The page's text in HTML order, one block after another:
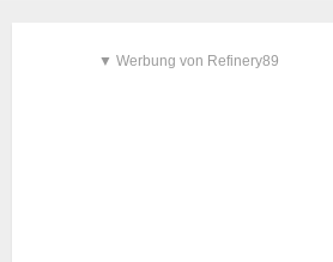
▼ Werbung von Refinery89